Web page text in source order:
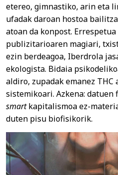
etereo, gimnastiko, arin eta
ufadak daroan hostoa
atoan da konpost.
publizitarioaren magiari,
ezin berdeagoa, Iberdrola
ekologista. Bidaia
aldiro, zupadak emanez
sistemikoari. Azkena:
smartkapitalismoa ez-
duten pisu biofisikorik.